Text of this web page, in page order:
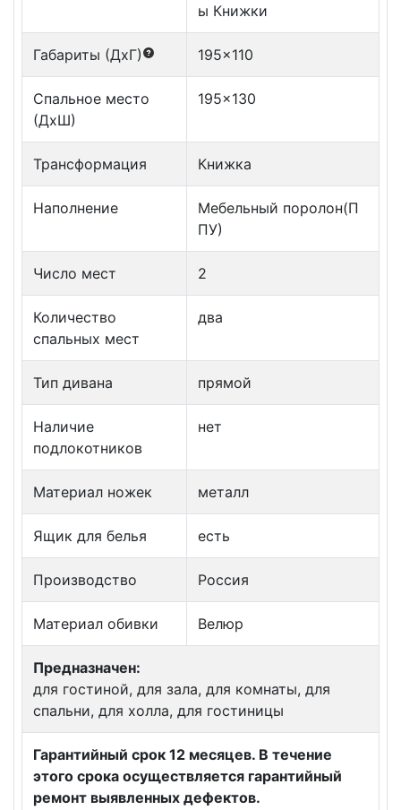
ы Книжки
Габариты (ДxГ) 195x110
Спальное место
(ДxШ)
195x130
Трансформация Книжка
Наполнение
Мебельный поролон(П
ПУ)
Число мест 2
Количество
спальных мест
два
Тип дивана прямой
Наличие
подлокотников
нет
Материал ножек металл
Ящик для белья есть
Производство Россия
Материал обивки Велюр
Предназначен:
для гостиной, для зала, для комнаты, для
спальни, для холла, для гостиницы
Гарантийный срок 12 месяцев. В течение
этого срока осуществляется гарантийный
ремонт выявленных дефектов.